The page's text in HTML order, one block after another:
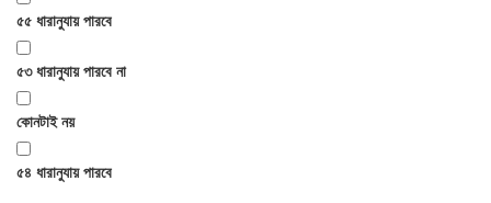
৫৫ ধারানুযায় পারবে
৫৩ ধারানুযায় পারবে না
কোনটাই নয়
৫৪ ধারানুযায় পারবে